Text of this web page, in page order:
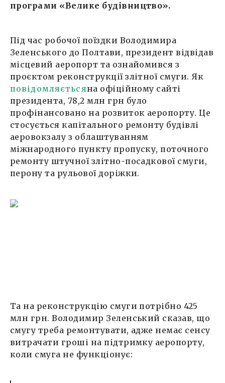
програми «Велике будівництво».
Під час робочої поїздки Володимира
Зеленського до Полтави, президент відвідав
місцевий аеропорт та ознайомився з
проєктом реконструкції злітної смуги. Як
повідомляєтьсяна офіційному сайті
президента, 78,2 млн грн було
профінансовано на розвиток аеропорту. Це
стосується капітального ремонту будівлі
аеровокзалу з облаштуванням
міжнародного пункту пропуску, поточного
ремонту штучної злітно-посадкової смуги,
перону та рульової доріжки.
Та на реконструкцію смуги потрібно 425
млн грн. Володимир Зеленський сказав, що
смугу треба ремонтувати, адже немає сенсу
витрачати гроші на підтримку аеропорту,
коли смуга не функціонує: